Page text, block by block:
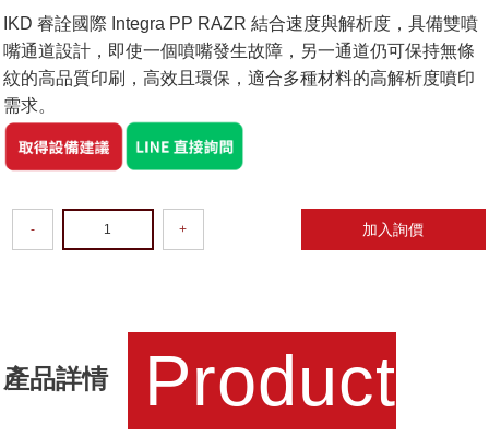
IKD 睿詮國際 Integra PP RAZR 結合速度與解析度，具備雙噴
嘴通道設計，即使一個噴嘴發生故障，另一通道仍可保持無條
紋的高品質印刷，高效且環保，適合多種材料的高解析度噴印
需求。
- + 加入詢價
產品詳情
Product